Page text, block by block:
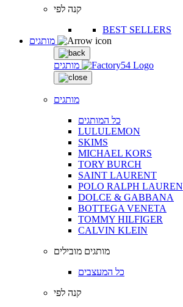
קנה לפי
BEST SELLERS
מותגים
מותגים
כל המותגים
LULULEMON
SKIMS
MICHAEL KORS
TORY BURCH
SAINT LAURENT
POLO RALPH LAUREN
DOLCE & GABBANA
BOTTEGA VENETA
TOMMY HILFIGER
CALVIN KLEIN
מותגים מובילים
כל המעצבים
קנה לפי